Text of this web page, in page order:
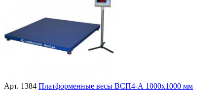
Арт. 1384 Платформенные весы ВСП4-А 1000х1000 мм